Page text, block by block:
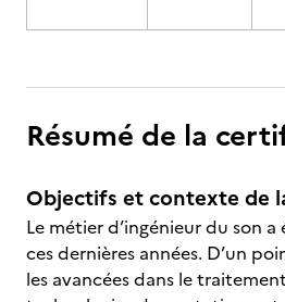
Résumé de la
Objectifs et contexte de
Le métier d’ingénieur du son
ces dernières années. D’un
les avancées dans le